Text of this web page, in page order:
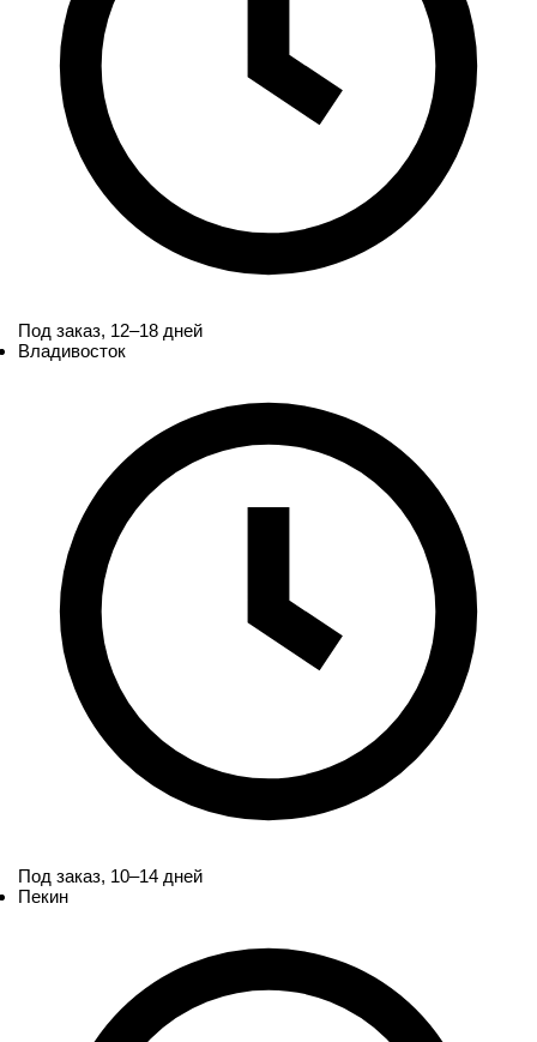
Под заказ, 12–18 дней
Владивосток
Под заказ, 10–14 дней
Пекин